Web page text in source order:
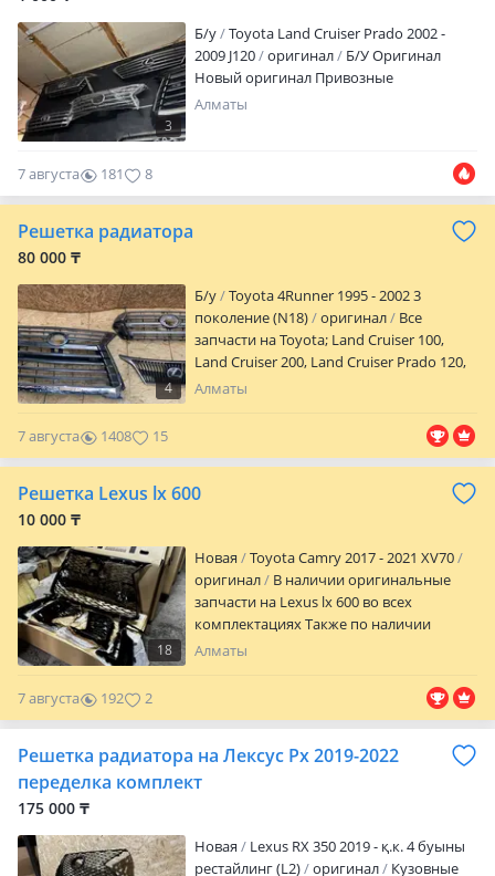
3
Б/y
Toyota Land Cruiser Prado 2002 -
2009 J120
оригинал
Б/У Оригинал
Новый оригинал Привозные
Алматы
7 августа 181 8
Решетка радиатора
80 000 ₸
4
Б/y
Toyota 4Runner 1995 - 2002 3
поколение (N18)
оригинал
Все
запчасти на Toyota; Land Cruiser 100,
Land Cruiser 200, Land Cruiser Prado 120,
Land Cruiser Prado 150, 4Runner,
LX 570. Range Rover; Sport, Discovery,
межгород, звоните и пишите в любое
время 24/7
Алматы
7 августа 1408 15
Решетка Lexus lx 600
10 000 ₸
18
Новая
Toyota Camry 2017 - 2021 XV70
оригинал
В наличии оригинальные
запчасти на Lexus lx 600 во всех
комплектациях Также по наличии
большой ассортимент запчастей на
Алматы
7 августа 192 2
Решетка радиатора на Лексус Рх 2019-2022
переделка комплект
175 000 ₸
Новая
Lexus RX 350 2019 - қ.к. 4 буыны
рестайлинг (L2)
оригинал
Кузовные